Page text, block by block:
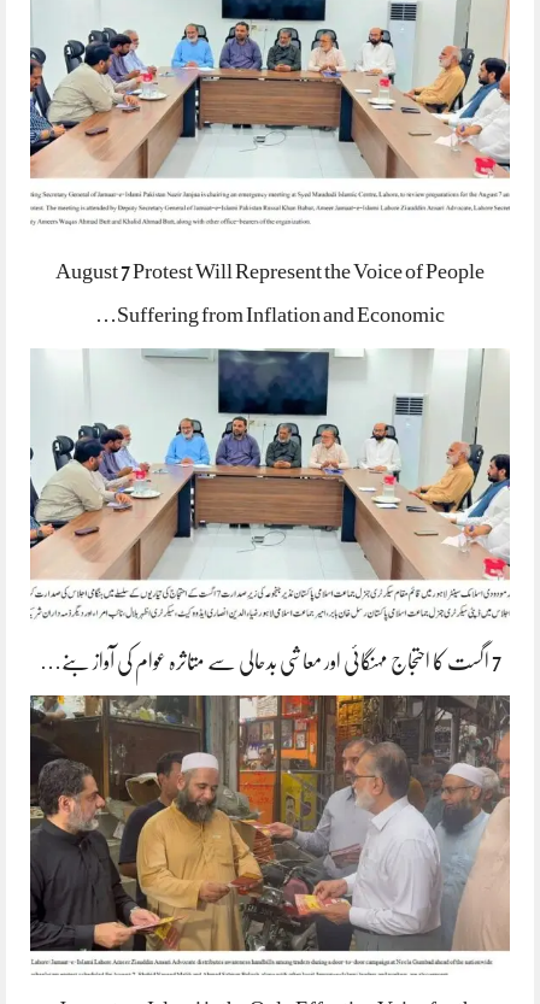
August 7 Protest Will Represent the Voice of People
Suffering from Inflation and Economic…
7 اگست کا احتجاج مہنگائی اور معاشی بدحالی سے متاثرہ عوام کی آواز بنے…